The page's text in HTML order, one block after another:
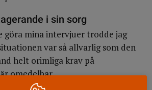
i sin sorg
göra mina intervjuer trodde jag
var så allvarlig som den
helt orimliga krav på
omedelbar
som gäller, vilket kan leda